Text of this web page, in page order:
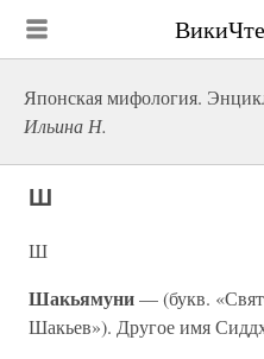
Японская мифология.
Ильина Н.
Ш
Ш
Шакьямуни— (букв.
Шакьев»). Другое имя